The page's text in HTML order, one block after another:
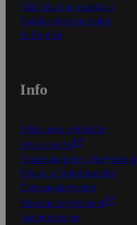
Näin tilaat ja muokkaat
Kaikki ohjeet ja vinkit
In English
Info
S-Business yrityksille
Oiva-raportit
Osuuskauppojen yhteystiedot
Tilaus- ja toimitusehdot
Tietosuojakäytäntö
Palvelun käyttöehdot
Saavutettavuus